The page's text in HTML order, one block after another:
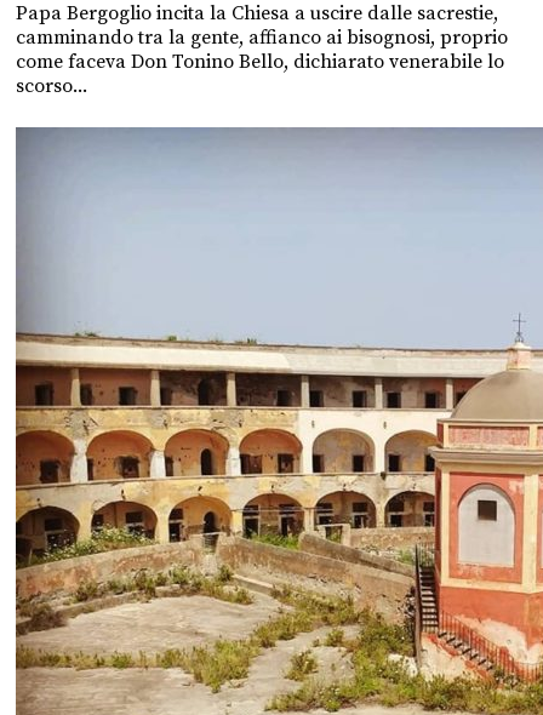
Papa Bergoglio incita la Chiesa a uscire dalle sacrestie,
camminando tra la gente, affianco ai bisognosi, proprio
come faceva Don Tonino Bello, dichiarato venerabile lo
scorso...